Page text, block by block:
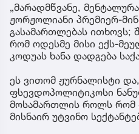
„მარადმწვანე,
ჟორჟოლიანი პრემიერ-
გასამართლებას ითხოვს;
რომ ოდესმე მისი ექს-
კოდუას ხანა დადგება
ეს ვითომ ჟურნალისტი
ფსევდოპოლიტიკოსი
მოსამართლის როლს რომ
მისნაირ უტვინო